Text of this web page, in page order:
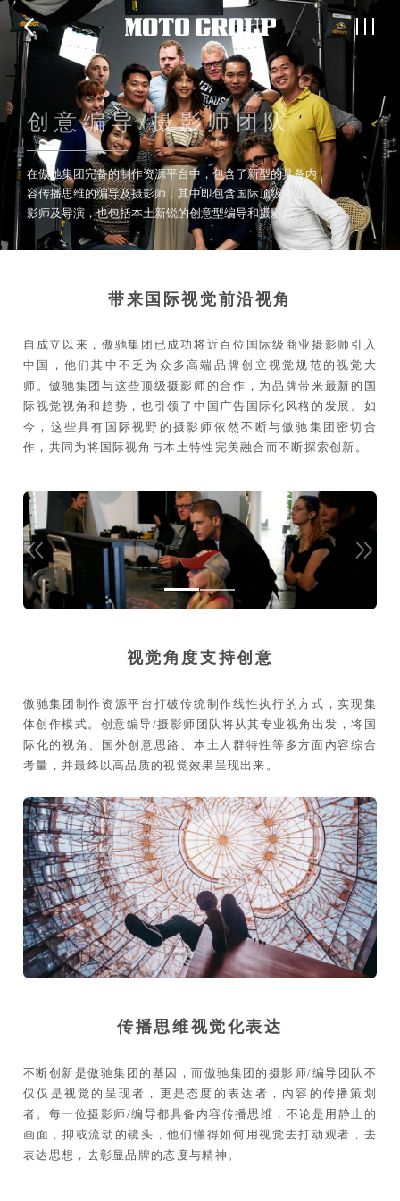
创意编导/摄影师团队
在傲驰集团完备的制作资源平台中，包含了新型的具备内
容传播思维的编导及摄影师，其中即包含国际顶级商业摄
影师及导演，也包括本土新锐的创意型编导和摄影师。
带来国际视觉前沿视角
自成立以来，傲驰集团已成功将近百位国际级商业摄影师引入
中国，他们其中不乏为众多高端品牌创立视觉规范的视觉大
师。傲驰集团与这些顶级摄影师的合作，为品牌带来最新的国
际视觉视角和趋势，也引领了中国广告国际化风格的发展。如
今，这些具有国际视野的摄影师依然不断与傲驰集团密切合
作，共同为将国际视角与本土特性完美融合而不断探索创新。
视觉角度支持创意
傲驰集团制作资源平台打破传统制作线性执行的方式，实现集
体创作模式。创意编导/摄影师团队将从其专业视角出发，将国
际化的视角、国外创意思路、本土人群特性等多方面内容综合
考量，并最终以高品质的视觉效果呈现出来。
传播思维视觉化表达
不断创新是傲驰集团的基因，而傲驰集团的摄影师/编导团队不
仅仅是视觉的呈现者，更是态度的表达者，内容的传播策划
者。每一位摄影师/编导都具备内容传播思维，不论是用静止的
画面，抑或流动的镜头，他们懂得如何用视觉去打动观者，去
表达思想，去彰显品牌的态度与精神。